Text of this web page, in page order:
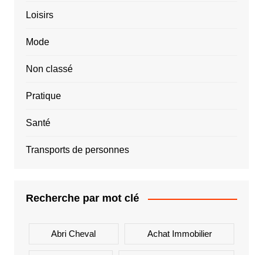
Loisirs
Mode
Non classé
Pratique
Santé
Transports de personnes
Recherche par mot clé
Abri Cheval Achat Immobilier